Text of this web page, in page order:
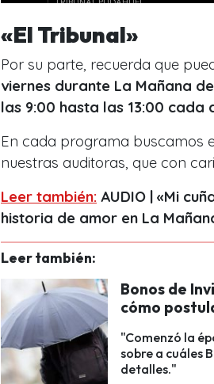
«El Tribunal»
Por su parte, recuerda que
viernes durante La Mañana
las 9:00 hasta las 13:00 cada
En cada programa buscamos
nuestras auditoras, que con
Leer también: AUDIO | «Mi
historia de amor en La
Leer también:
Bonos de
cómo
"Comenzó la
sobre a cuáles
detalles."